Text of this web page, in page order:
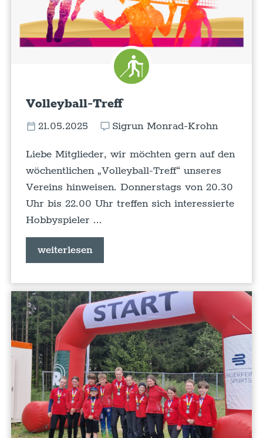
Volleyball-Treff
21.05.2025 Sigrun Monrad-Krohn
Liebe Mitglieder, wir möchten gern auf den
wöchentlichen „Volleyball-Treff“ unseres
Vereins hinweisen. Donnerstags von 20.30
Uhr bis 22.00 Uhr treffen sich interessierte
Hobbyspieler ...
weiterlesen